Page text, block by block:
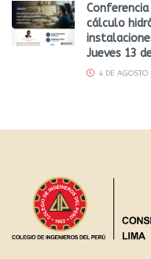
cálculo
Jueves 13
4 DE